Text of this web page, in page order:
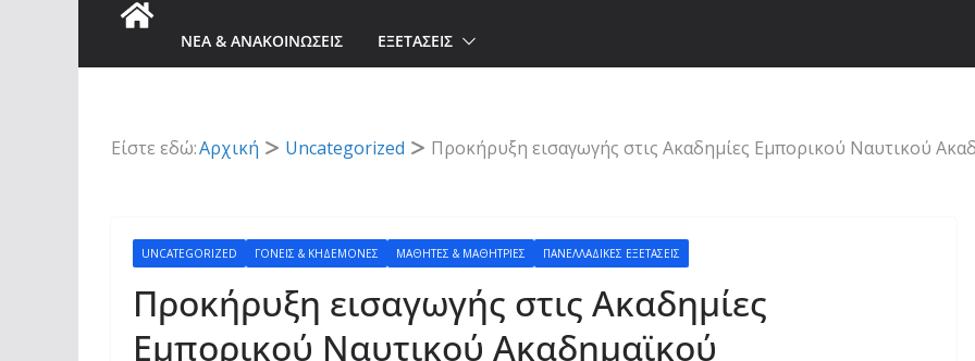
ΝΈΑ & AΝΑΚΟΙΝΏΣΕΙΣ ΕΞΕΤΑΣΕΙΣ
Είστε εδώ:Αρχική Uncategorized Προκήρυξη εισαγωγής στις Ακαδημίες Εμπορικού Ναυτικού
UNCATEGORIZED ΓΟΝΕΊΣ & ΚΗΔΕΜΌΝΕΣ ΜΑΘΗΤΈΣ & ΜΑΘΉΤΡΙΕΣ ΠΑΝΕΛΛΑΔΙΚΈΣ ΕΞΕΤΆΣΕΙΣ
Προκήρυξη εισαγωγής στις Ακαδημίες
Εμπορικού Ναυτικού Ακαδημαϊκού